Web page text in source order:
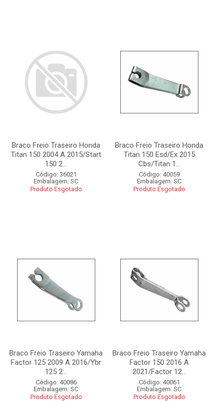
Braco Freio Traseiro Honda
Titan 150 2004 A 2015/Start
150 2...
Código: 36021
Embalagem: SC
Produto Esgotado
Braco Freio Traseiro Honda
Titan 150 Esd/Ex 2015
Cbs/Titan 1...
Código: 40059
Embalagem: SC
Produto Esgotado
Braco Freio Traseiro Yamaha
Factor 125 2009 A 2016/Ybr
125 2...
Código: 40086
Embalagem: SC
Produto Esgotado
Braco Freio Traseiro Yamaha
Factor 150 2016 A
2021/Factor 12...
Código: 40061
Embalagem: SC
Produto Esgotado